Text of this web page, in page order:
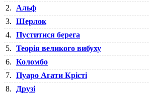
2.
Альф
3. Шерлок
4. Пуститися берега
5. Теорія великого вибуху
6. Коломбо
7. Пуаро Агати Крісті
8.
Друзі